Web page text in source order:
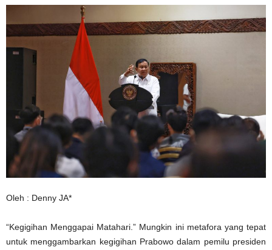
Oleh : Denny JA*
“Kegigihan Menggapai Matahari.” Mungkin ini metafora yang tepat
untuk menggambarkan kegigihan Prabowo dalam pemilu presiden